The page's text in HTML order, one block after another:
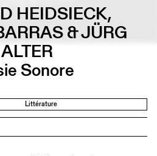
HEIDSIECK,
& JÜRG
Sonore
Littérature